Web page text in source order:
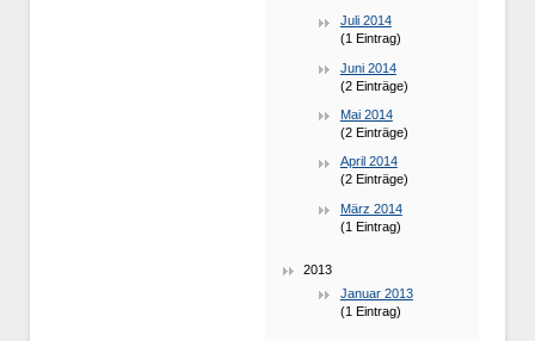
Juli 2014
(1 Eintrag)
Juni 2014
(2 Einträge)
Mai 2014
(2 Einträge)
April 2014
(2 Einträge)
März 2014
(1 Eintrag)
2013
Januar 2013
(1 Eintrag)